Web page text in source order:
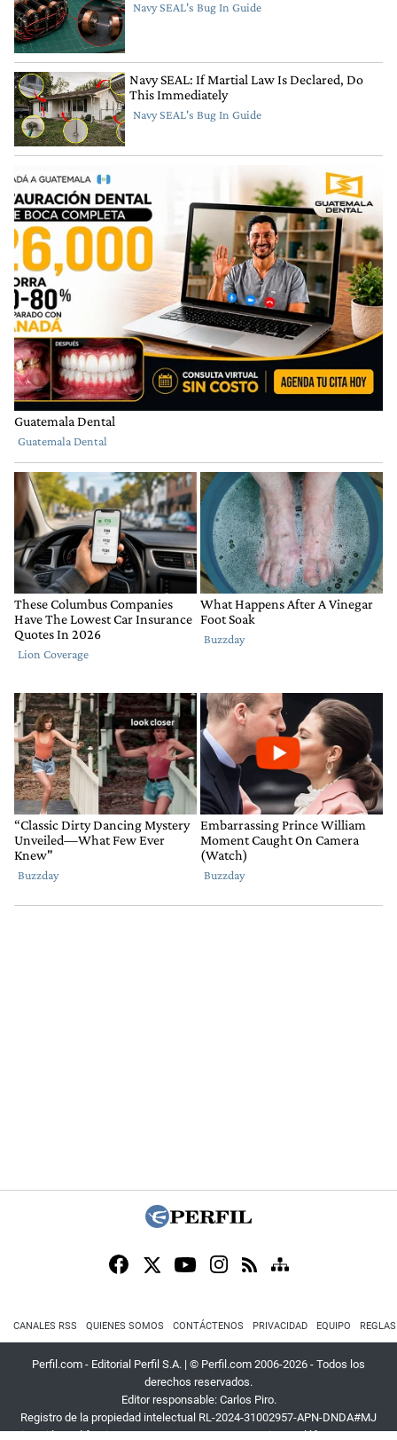
CANALES RSS QUIENES SOMOS CONTÁCTENOS PRIVACIDAD EQUIPO
Perfil.com - Editorial Perfil S.A. | © Perfil.com 2006-2026 - Todos los
derechos reservados.
Editor responsable: Carlos Piro.
Registro de la propiedad intelectual RL-2024-31002957-APN-DNDA#MJ
Dirección:California 2715,C1289ABI,CABA, Argentina| Teléfono:+54 9 11